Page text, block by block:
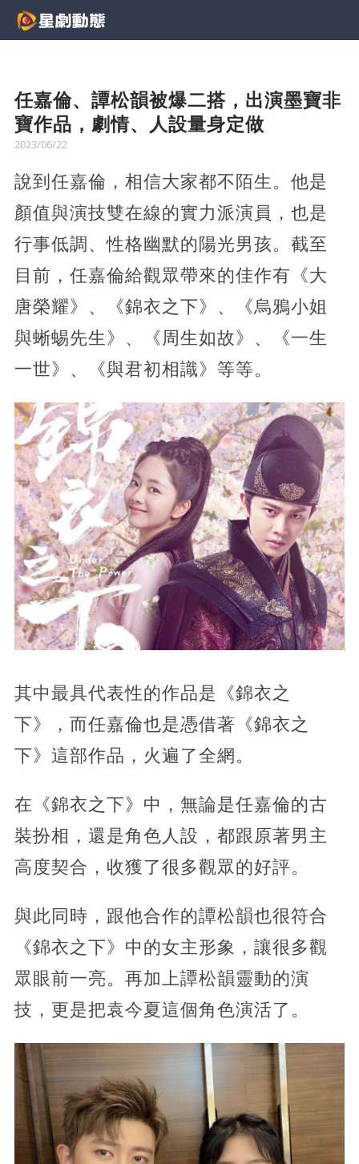
任嘉倫、譚松韻被爆二搭，出演墨寶非
寶作品，劇情、人設量身定做
2023/06/22
說到任嘉倫，相信大家都不陌生。他是
顏值與演技雙在線的實力派演員，也是
行事低調、性格幽默的陽光男孩。截至
目前，任嘉倫給觀眾帶來的佳作有《大
唐榮耀》、《錦衣之下》、《烏鴉小姐
與蜥蜴先生》、《周生如故》、《一生
一世》、《與君初相識》等等。
其中最具代表性的作品是《錦衣之
下》，而任嘉倫也是憑借著《錦衣之
下》這部作品，火遍了全網。
在《錦衣之下》中，無論是任嘉倫的古
裝扮相，還是角色人設，都跟原著男主
高度契合，收獲了很多觀眾的好評。
與此同時，跟他合作的譚松韻也很符合
《錦衣之下》中的女主形象，讓很多觀
眾眼前一亮。再加上譚松韻靈動的演
技，更是把袁今夏這個角色演活了。